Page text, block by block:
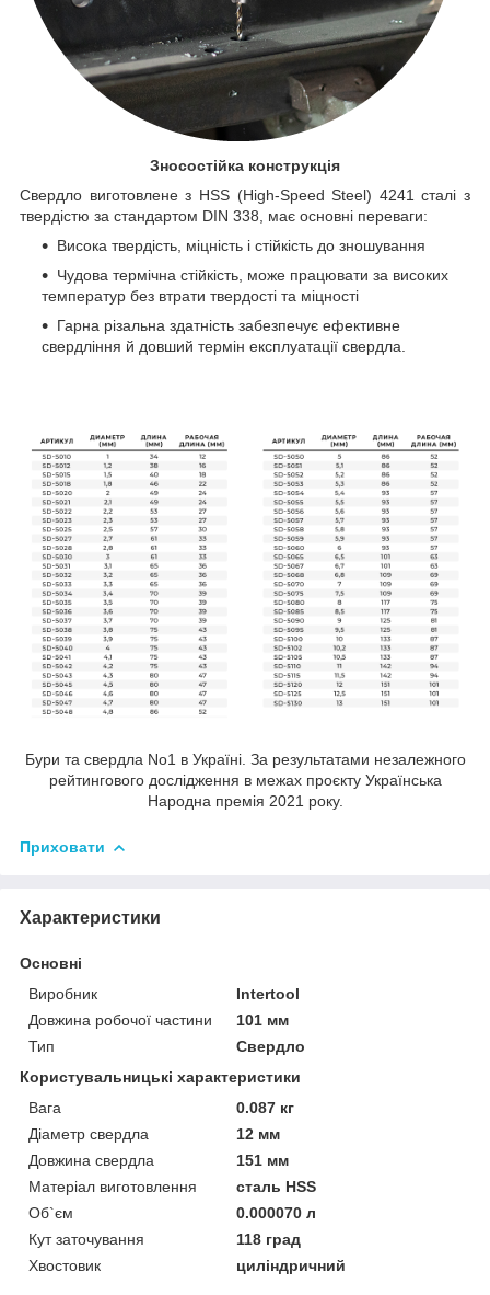
Зносостійка конструкція
Свердло виготовлене з HSS (High-Speed Steel) 4241 сталі з
твердістю за стандартом DIN 338, має основні переваги:
Висока твердість, міцність і стійкість до зношування
Чудова термічна стійкість, може працювати за високих
температур без втрати твердості та міцності
Гарна різальна здатність забезпечує ефективне
свердління й довший термін експлуатації свердла.
Бури та свердла No1 в Україні. За результатами незалежного
рейтингового дослідження в межах проєкту Українська
Народна премія 2021 року.
Приховати
Характеристики
Основні
Виробник
Intertool
Довжина робочої частини
101 мм
Тип
Свердло
Користувальницькі характеристики
Вага
0.087 кг
Діаметр свердла
12 мм
Довжина свердла
151 мм
Матеріал виготовлення
сталь HSS
Об`єм
0.000070 л
Кут заточування
118 град
Хвостовик
циліндричний